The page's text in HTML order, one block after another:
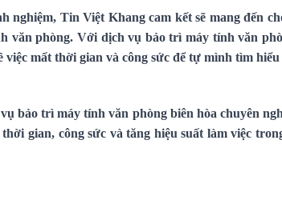
nghiệm, Tin Việt Khang cam kết sẽ mang đến
văn phòng. Với dịch vụ bảo trì máy tính văn
mất thời gian và công sức để tự mình tìm hiểu
bảo trì máy tính văn phòng biên hòa chuyên
gian, công sức và tăng hiệu suất làm việc